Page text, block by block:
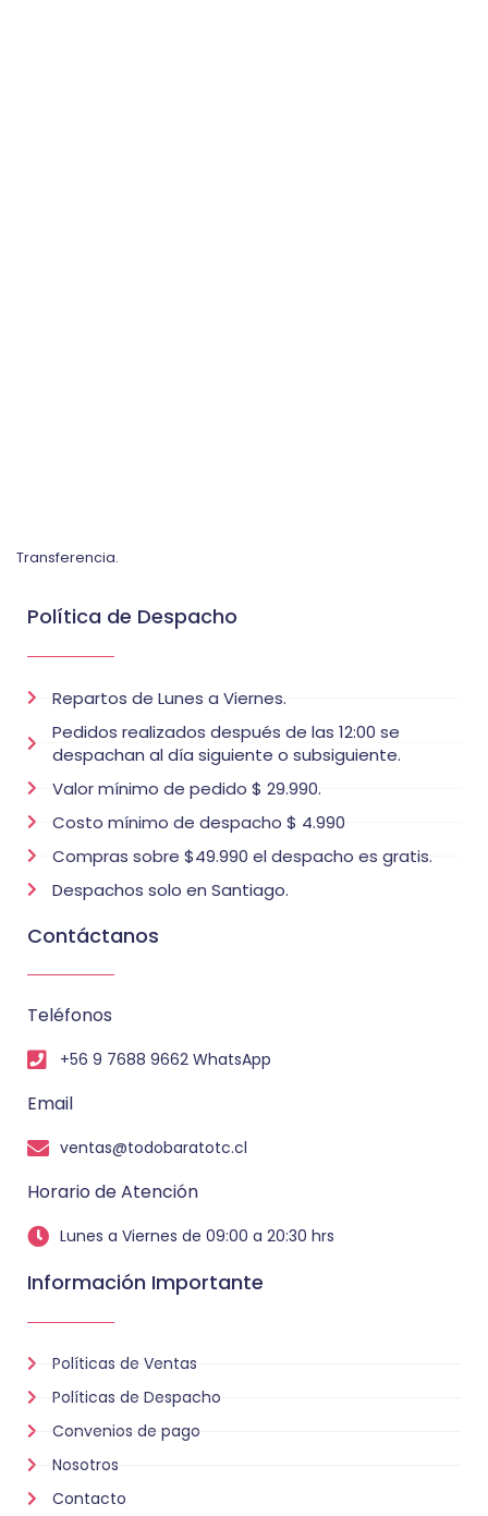
Transferencia.
Política de Despacho
Repartos de Lunes a Viernes.
Pedidos realizados después de las 12:00 se
despachan al día siguiente o subsiguiente.
Valor mínimo de pedido $ 29.990.
Costo mínimo de despacho $ 4.990
Compras sobre $49.990 el despacho es gratis.
Despachos solo en Santiago.
Contáctanos
Teléfonos
+56 9 7688 9662 WhatsApp
Email
ventas@todobaratotc.cl
Horario de Atención
Lunes a Viernes de 09:00 a 20:30 hrs
Información Importante
Políticas de Ventas
Políticas de Despacho
Convenios de pago
Nosotros
Contacto